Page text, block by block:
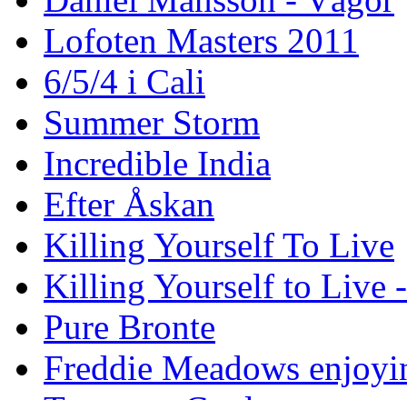
Lofoten Masters 2011
6/5/4 i Cali
Summer Storm
Incredible India
Efter Åskan
Killing Yourself To Live
Killing Yourself to Live -
Pure Bronte
Freddie Meadows